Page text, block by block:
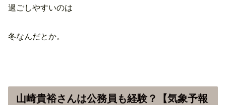
過ごしやすいのは
冬なんだとか。
山崎貴裕さんは公務員も経験？【気象予報